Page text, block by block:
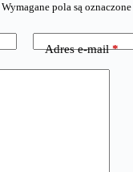
Wymagane pola są oznaczone
Adres e-mail*